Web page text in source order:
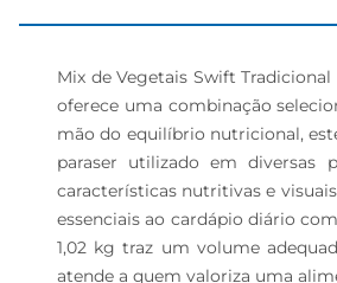
Mix de Vegetais Swift
oferece uma combinação
mão do equilíbrio nutricional,
paraser utilizado em diversas
características nutritivas e
essenciais ao cardápio diário
1,02 kg traz um volume
atende a quem valoriza uma